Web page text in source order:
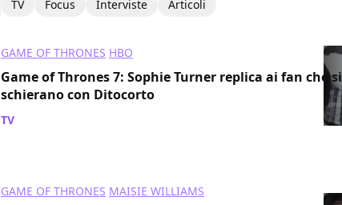
TV Focus Interviste Articoli
GAME OF THRONES HBO
Game of Thrones 7: Sophie Turner replica ai fan che si
schierano con Ditocorto
TV
GAME OF THRONES MAISIE WILLIAMS